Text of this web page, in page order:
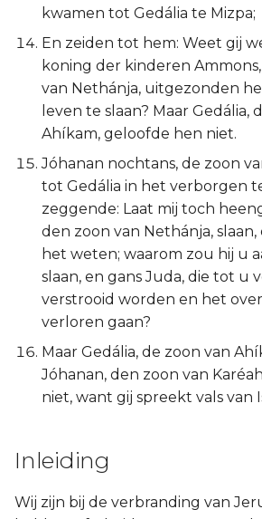
kwamen tot Gedália te Mizpa;
En zeiden tot hem: Weet gij
koning der kinderen
van Nethánja, uitgezonden
leven te slaan? Maar Gedália,
Ahíkam, geloofde hen niet.
Jóhanan nochtans, de zoon
tot Gedália in het verborgen
zeggende: Laat mij toch
den zoon van Nethánja, slaan,
het weten; waarom zou hij u
slaan, en gans Juda, die tot u
verstrooid worden en het
verloren gaan?
Maar Gedália, de zoon van
Jóhanan, den zoon van
niet, want gij spreekt vals van
Inleiding
Wij zijn bij de verbranding van